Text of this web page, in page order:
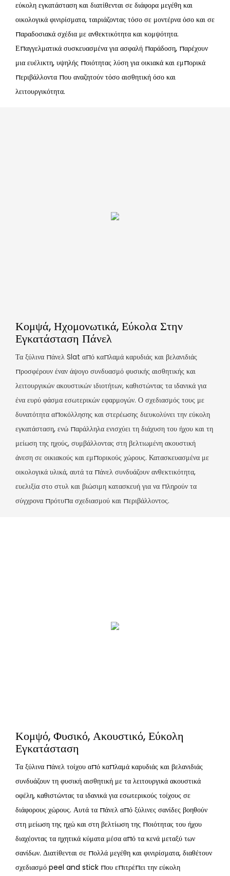
εύκολη εγκατάσταση και διατίθενται σε διάφορα μεγέθη και
οικολογικά φινιρίσματα, ταιριάζοντας τόσο σε μοντέρνα όσο και σε
παραδοσιακά σχέδια με ανθεκτικότητα και κομψότητα.
Επαγγελματικά συσκευασμένα για ασφαλή παράδοση, παρέχουν
μια ευέλικτη, υψηλής ποιότητας λύση για οικιακά και εμπορικά
περιβάλλοντα που αναζητούν τόσο αισθητική όσο και
λειτουργικότητα.
Κομψά, Ηχομονωτικά, Εύκολα Στην
Εγκατάσταση Πάνελ
Τα ξύλινα πάνελ Slat από καπλαμά καρυδιάς και βελανιδιάς
προσφέρουν έναν άψογο συνδυασμό φυσικής αισθητικής και
λειτουργικών ακουστικών ιδιοτήτων, καθιστώντας τα ιδανικά για
ένα ευρύ φάσμα εσωτερικών εφαρμογών. Ο σχεδιασμός τους με
δυνατότητα αποκόλλησης και στερέωσης διευκολύνει την εύκολη
εγκατάσταση, ενώ παράλληλα ενισχύει τη διάχυση του ήχου και τη
μείωση της ηχούς, συμβάλλοντας στη βελτιωμένη ακουστική
άνεση σε οικιακούς και εμπορικούς χώρους. Κατασκευασμένα με
οικολογικά υλικά, αυτά τα πάνελ συνδυάζουν ανθεκτικότητα,
ευελιξία στο στυλ και βιώσιμη κατασκευή για να πληρούν τα
σύγχρονα πρότυπα σχεδιασμού και περιβάλλοντος.
Κομψό, Φυσικό, Ακουστικό, Εύκολη
Εγκατάσταση
Τα ξύλινα πάνελ τοίχου από καπλαμά καρυδιάς και βελανιδιάς
συνδυάζουν τη φυσική αισθητική με τα λειτουργικά ακουστικά
οφέλη, καθιστώντας τα ιδανικά για εσωτερικούς τοίχους σε
διάφορους χώρους. Αυτά τα πάνελ από ξύλινες σανίδες βοηθούν
στη μείωση της ηχώ και στη βελτίωση της ποιότητας του ήχου
διαχέοντας τα ηχητικά κύματα μέσα από τα κενά μεταξύ των
σανίδων. Διατίθενται σε πολλά μεγέθη και φινιρίσματα, διαθέτουν
σχεδιασμό peel and stick που επιτρέπει την εύκολη